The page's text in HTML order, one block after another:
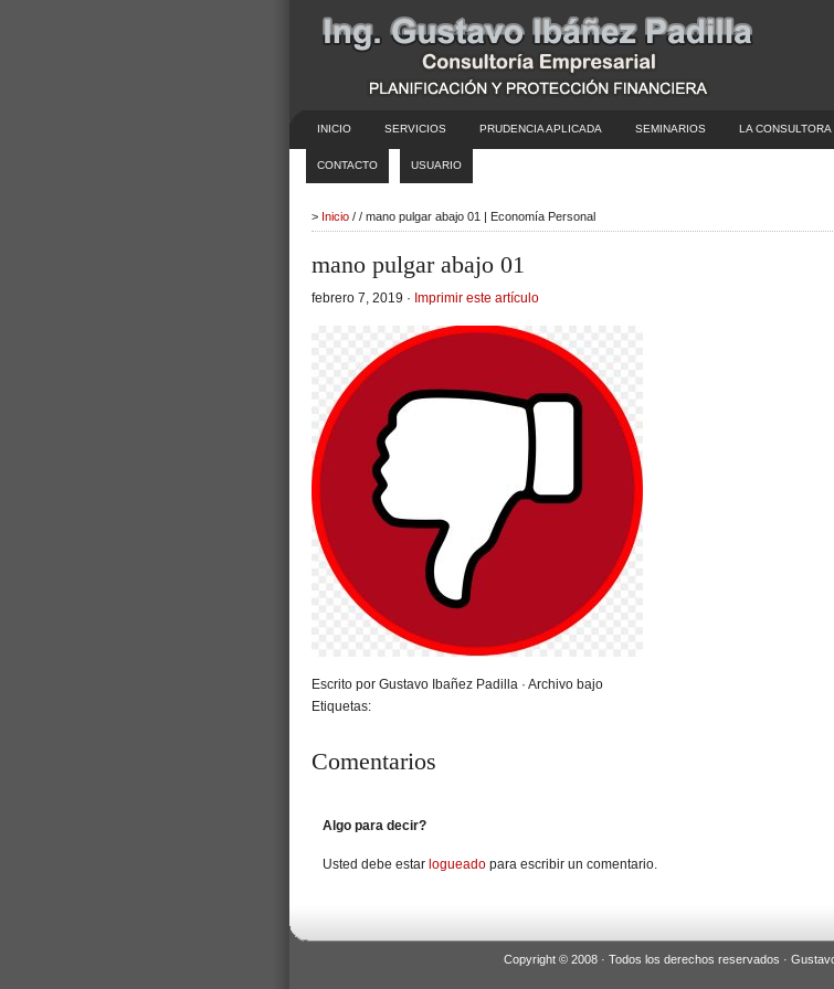
INICIO SERVICIOS PRUDENCIA APLICADA SEMINARIOS LA CONSULTORA
CONTACTO USUARIO
> Inicio / / mano pulgar abajo 01 | Economía Personal
mano pulgar abajo 01
febrero 7, 2019 · Imprimir este artículo
Escrito por Gustavo Ibañez Padilla · Archivo bajo
Etiquetas:
Comentarios
Algo para decir?
Usted debe estar logueado para escribir un comentario.
Copyright © 2008 · Todos los derechos reservados ·